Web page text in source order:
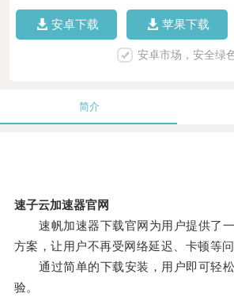
安卓下载 苹果下载
安卓市场，安全绿
简介
速子云加速器官网
速帆加速器下载官网为用户提供了一
方案，让用户不再受网络延迟、卡顿等问
通过简单的下载安装，用户即可轻松
验。